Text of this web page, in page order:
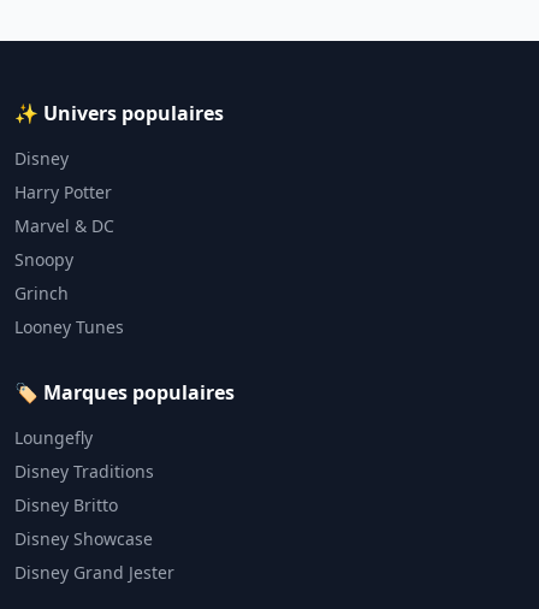
✨ Univers populaires
Disney
Harry Potter
Marvel & DC
Snoopy
Grinch
Looney Tunes
🏷️ Marques populaires
Loungefly
Disney Traditions
Disney Britto
Disney Showcase
Disney Grand Jester